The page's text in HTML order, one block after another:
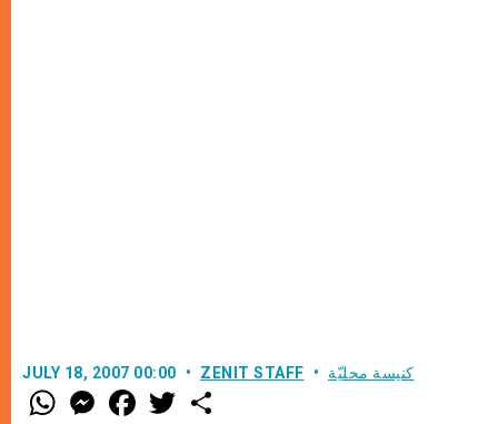
JULY 18, 2007 00:00 ZENIT STAFF كنيسة محليّة
W
h
M
e
F
a w